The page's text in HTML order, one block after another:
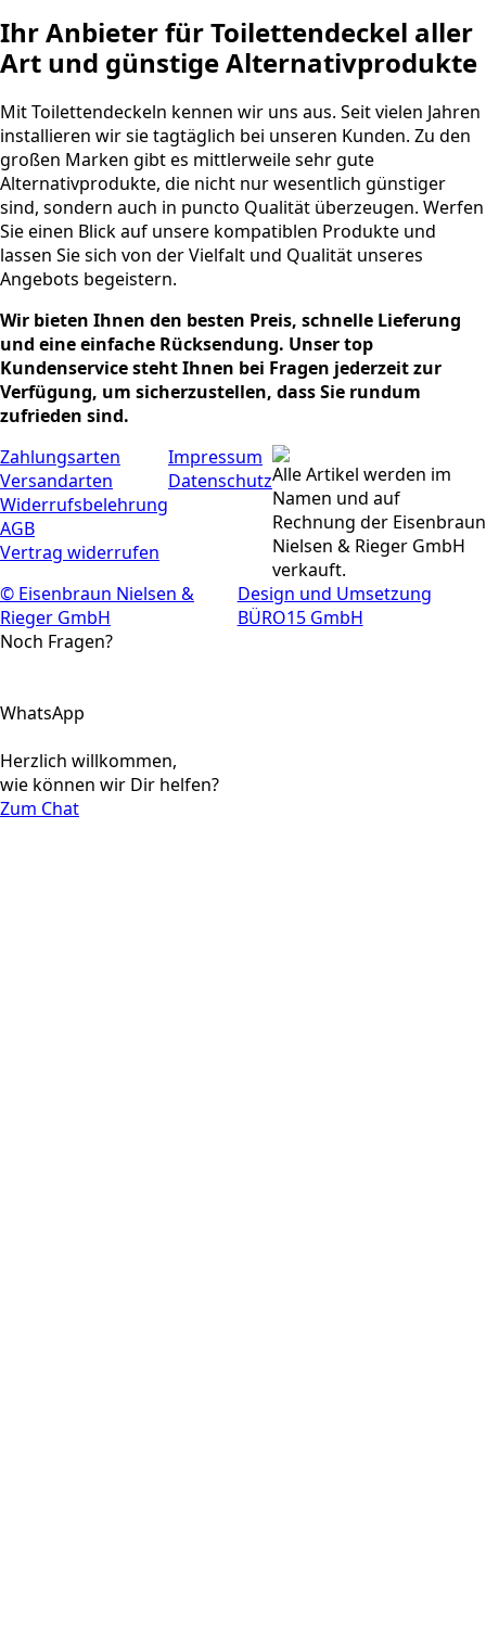
Ihr Anbieter für Toilettendeckel aller
Art und günstige Alternativprodukte
Mit Toilettendeckeln kennen wir uns aus. Seit vielen Jahren
installieren wir sie tagtäglich bei unseren Kunden. Zu den
großen Marken gibt es mittlerweile sehr gute
Alternativprodukte, die nicht nur wesentlich günstiger
sind, sondern auch in puncto Qualität überzeugen. Werfen
Sie einen Blick auf unsere kompatiblen Produkte und
lassen Sie sich von der Vielfalt und Qualität unseres
Angebots begeistern.
Wir bieten Ihnen den besten Preis, schnelle Lieferung
und eine einfache Rücksendung. Unser top
Kundenservice steht Ihnen bei Fragen jederzeit zur
Verfügung, um sicherzustellen, dass Sie rundum
zufrieden sind.
Zahlungsarten
Versandarten
Widerrufsbelehrung
AGB
Vertrag widerrufen
Impressum
DatenschutzAlle Artikel werden im
Namen und auf
Rechnung der Eisenbraun
Nielsen & Rieger GmbH
verkauft.
© Eisenbraun Nielsen &
Rieger GmbH
Design und Umsetzung
BÜRO15 GmbH
Noch Fragen?
WhatsApp
Herzlich willkommen,
wie können wir Dir helfen?
Zum Chat